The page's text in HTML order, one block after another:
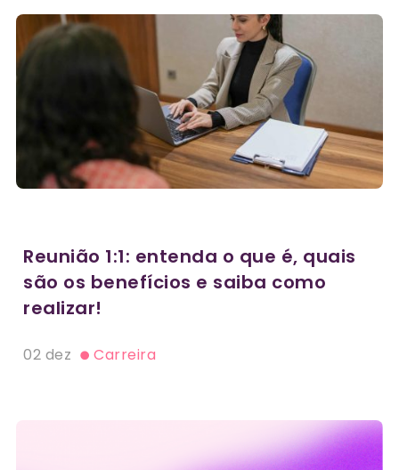
Reunião 1:1: entenda o que é, quais
são os benefícios e saiba como
realizar!
02 dez Carreira